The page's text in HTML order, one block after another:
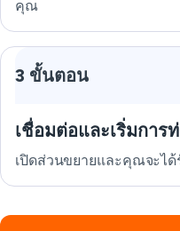
คุณ
3 ขั้นตอน
เชื่อมต่อและเริ่มการ
เปิดส่วนขยายและคุณจะไ